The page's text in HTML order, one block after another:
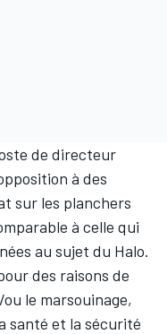
de directeur
à des
sur les planchers
à celle qui
au sujet du Halo.
des raisons de
le marsouinage,
santé et la sécurité